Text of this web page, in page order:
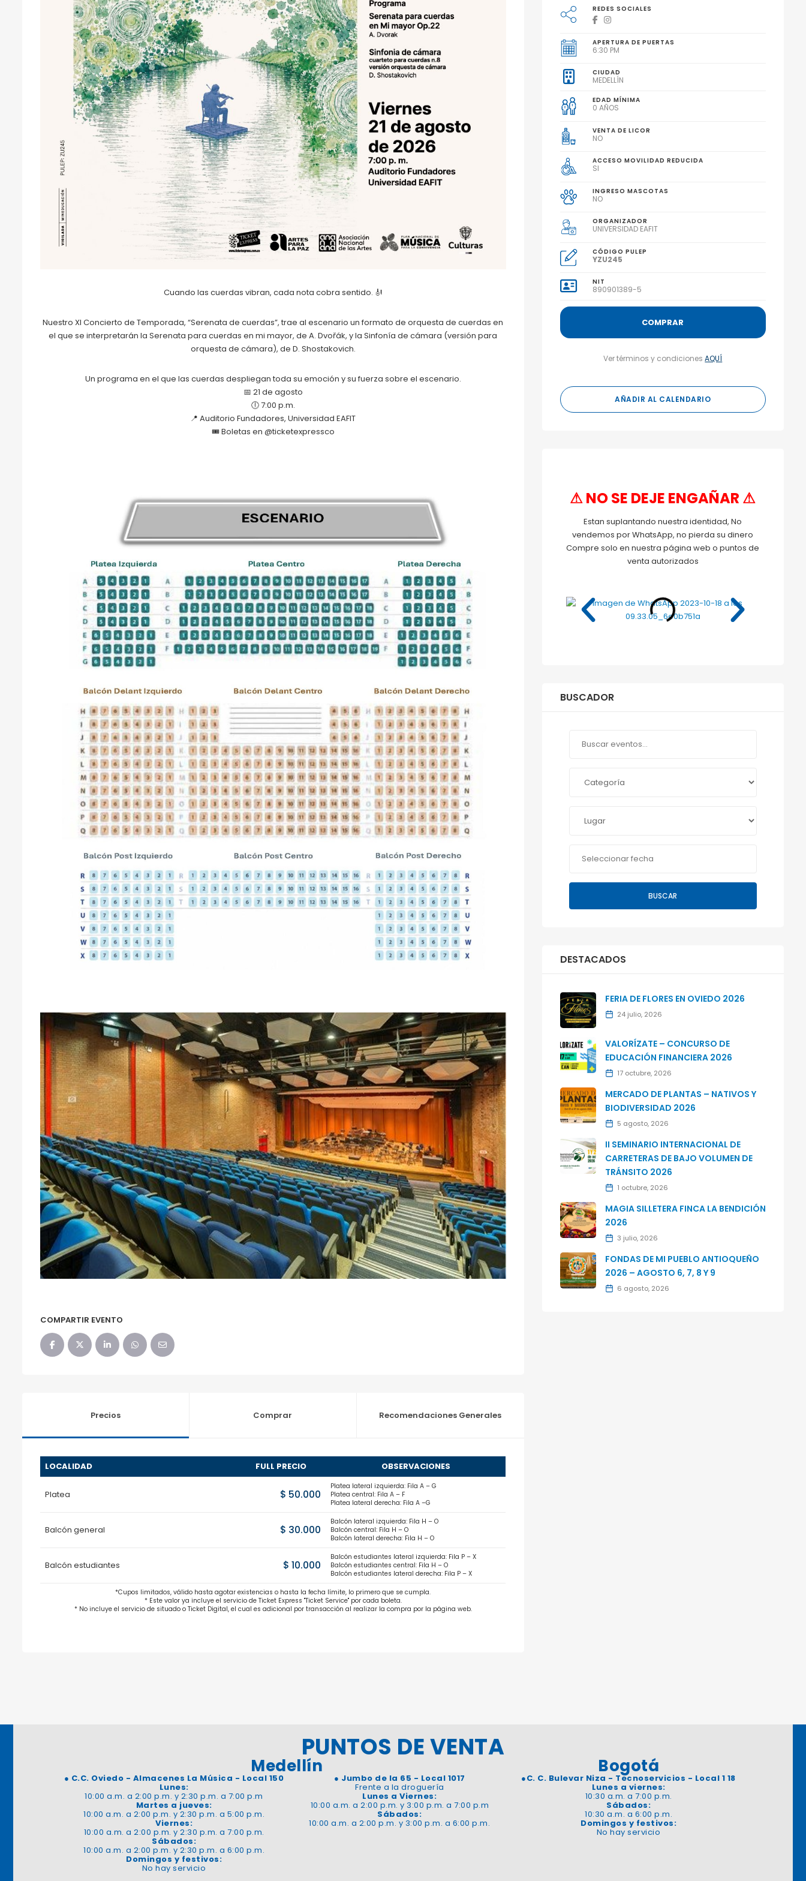
Cuando las cuerdas vibran, cada nota cobra sentido. 🎻
Nuestro XI Concierto de Temporada, “Serenata de cuerdas”, trae al escenario un formato de orquesta de cuerdas en
el que se interpretarán la Serenata para cuerdas en mi mayor, de A. Dvořák, y la Sinfonía de cámara (versión para
orquesta de cámara), de D. Shostakovich.
Un programa en el que las cuerdas despliegan toda su emoción y su fuerza sobre el escenario.
📅 21 de agosto
🕕 7:00 p.m.
📍 Auditorio Fundadores, Universidad EAFIT
🎟️ Boletas en @ticketexpressco
COMPARTIR EVENTO
Precios Comprar Recomendaciones Generales
LOCALIDAD FULL PRECIO OBSERVACIONES
Platea $ 50.000
Platea lateral izquierda: Fila A – G
Platea central: Fila A – F
Platea lateral derecha: Fila A –G
Balcón general $ 30.000
Balcón lateral izquierda: Fila H – O
Balcón central: Fila H – O
Balcón lateral derecha: Fila H – O
Balcón estudiantes $ 10.000
Balcón estudiantes lateral izquierda: Fila P – X
Balcón estudiantes central: Fila H – O
Balcón estudiantes lateral derecha: Fila P – X
*Cupos limitados, válido hasta agotar existencias o hasta la fecha límite, lo primero que se cumpla.
* Este valor ya incluye el servicio de Ticket Express "Ticket Service" por cada boleta.
* No incluye el servicio de situado o Ticket Digital, el cual es adicional por transacción al realizar la compra por la página web.
REDES SOCIALES
APERTURA DE PUERTAS
6:30 PM
CIUDAD
MEDELLÍN
EDAD MÍNIMA
0 AÑOS
VENTA DE LICOR
NO
ACCESO MOVILIDAD REDUCIDA
SI
INGRESO MASCOTAS
NO
ORGANIZADOR
UNIVERSIDAD EAFIT
CÓDIGO PULEP
YZU245
NIT
890901389-5
COMPRAR
Ver términos y condicionesAQUÍ
AÑADIR AL CALENDARIO
⚠ NO SE DEJE ENGAÑAR ⚠
Estan suplantando nuestra identidad, No
vendemos por WhatsApp, no pierda su dinero
Compre solo en nuestra página web o puntos de
venta autorizados
BUSCADOR
BUSCAR
DESTACADOS
FERIA DE FLORES EN OVIEDO 2026
24 julio, 2026
VALORÍZATE – CONCURSO DE
EDUCACIÓN FINANCIERA 2026
17 octubre, 2026
MERCADO DE PLANTAS – NATIVOS Y
BIODIVERSIDAD 2026
5 agosto, 2026
II SEMINARIO INTERNACIONAL DE
CARRETERAS DE BAJO VOLUMEN DE
TRÁNSITO 2026
1 octubre, 2026
MAGIA SILLETERA FINCA LA BENDICIÓN
2026
3 julio, 2026
FONDAS DE MI PUEBLO ANTIOQUEÑO
2026 – AGOSTO 6, 7, 8 Y 9
6 agosto, 2026
PUNTOS DE VENTA
Medellín
● C.C. Oviedo - Almacenes La Música - Local 150
Lunes:
10:00 a.m. a 2:00 p.m. y 2:30 p.m. a 7:00 p.m
Martes a jueves:
10:00 a.m. a 2:00 p.m. y 2:30 p.m. a 5:00 p.m.
Viernes:
10:00 a.m. a 2:00 p.m. y 2:30 p.m. a 7:00 p.m.
Sábados:
10:00 a.m. a 2:00 p.m. y 2:30 p.m. a 6:00 p.m.
Domingos y festivos:
No hay servicio
● Jumbo de la 65 - Local 1017
Frente a la droguería
Lunes a Viernes:
10:00 a.m. a 2:00 p.m. y 3:00 p.m. a 7:00 p.m
Sábados:
10:00 a.m. a 2:00 p.m. y 3:00 p.m. a 6:00 p.m.
Bogotá
●C. C. Bulevar Niza - Tecnoservicios - Local 1 18
Lunes a viernes:
10:30 a.m. a 7:00 p.m.
Sábados:
10:30 a.m. a 6:00 p.m.
Domingos y festivos:
No hay servicio